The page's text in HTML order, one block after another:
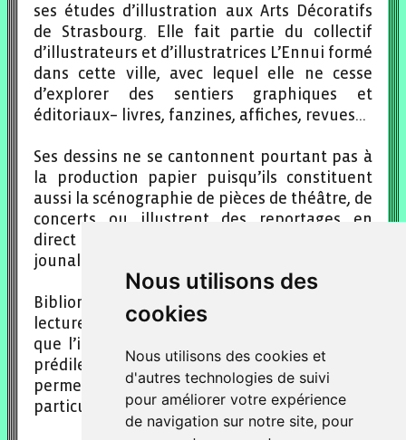
Nous utilisons des
cookies
Nous utilisons des cookies et
d'autres technologies de suivi
pour améliorer votre expérience
de navigation sur notre site, pour
ses études d’illustration aux Arts Décoratifs
de Strasbourg. Elle fait partie du collectif
d’illustrateurs et d’illustratrices L’Ennui formé
dans cette ville, avec lequel elle ne cesse
d’explorer des sentiers graphiques et
éditoriaux– livres, fanzines, affiches, revues…
Ses dessins ne se cantonnent pourtant pas à
la production papier puisqu’ils constituent
aussi la scénographie de pièces de théâtre, de
concerts ou illustrent des reportages en
direct pendant les festivals de musique ou de
jounalisme.
Bibliométéo est un calendrier mais aussi une
lecture, une chasse aux livres et un atelier
que l’illustratrice donne dans son terrain de
prédilection, les bibliothèques. Ces lieux lui
permettent de partager sa collection toute
particulière menée depuis 2016.